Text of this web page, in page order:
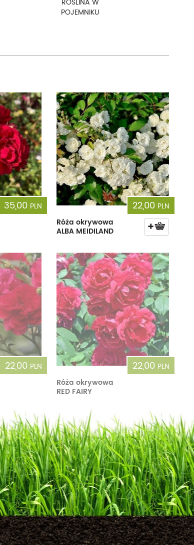
POJEMNIKU
35,00 PLN
22,00 PLN
Róża okrywowa
ALBA MEIDILAND
22,00 PLN
22,00 PLN
Róża okrywowa
RED FAIRY